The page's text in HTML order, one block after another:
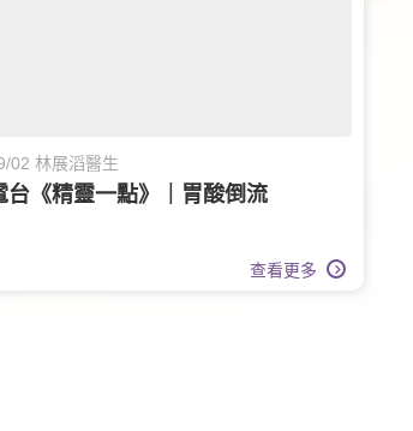
02 林展滔醫生
台《精靈一點》｜胃酸倒流
查看更多